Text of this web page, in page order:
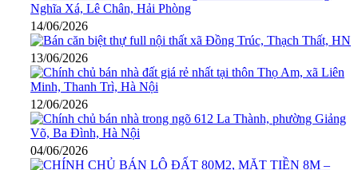
14/06/2026
13/06/2026
12/06/2026
04/06/2026